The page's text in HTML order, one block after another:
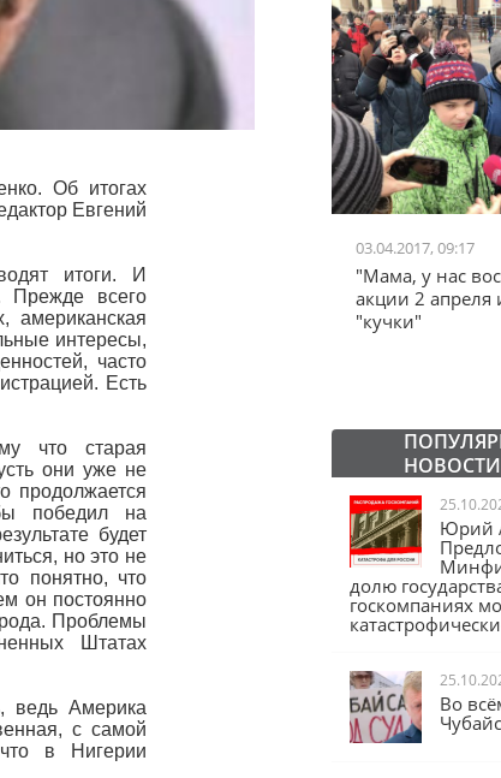
Об итогах
Евгений
итоги. И
Прежде всего
американская
интересы,
часто
Есть
что старая
они уже не
продолжается
победил на
будет
но это не
понятно, что
он постоянно
Проблемы
Штатах
ведь Америка
с самой
в Нигерии
"Железный занавес"
Черчилля, план Даллеса. А
дальше что? "Железный
занавес" от Запада со сносом
Ельцин Центра.
03.04.2017, 09:17
"Мама, у нас
акции 2 апреля
"кучки"
НОВОСТИ
Юрий
долю
госкомпаниях
Во
Чубайс